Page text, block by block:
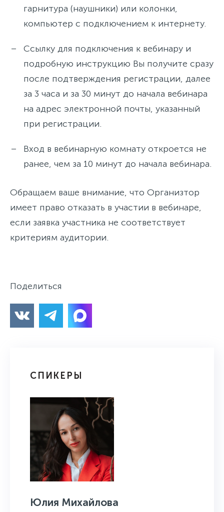
гарнитура (наушники) или колонки,
компьютер с подключением к интернету.
Ссылку для подключения к вебинару и
подробную инструкцию Вы получите сразу
после подтверждения регистрации, далее
за 3 часа и за 30 минут до начала вебинара
на адрес электронной почты, указанный
при регистрации.
Вход в вебинарную комнату откроется не
ранее, чем за 10 минут до начала вебинара.
Обращаем ваше внимание, что Организтор
имеет право отказать в участии в вебинаре,
если заявка участника не соответствует
критериям аудитории.
Поделиться
СПИКЕРЫ
Юлия Михайлова